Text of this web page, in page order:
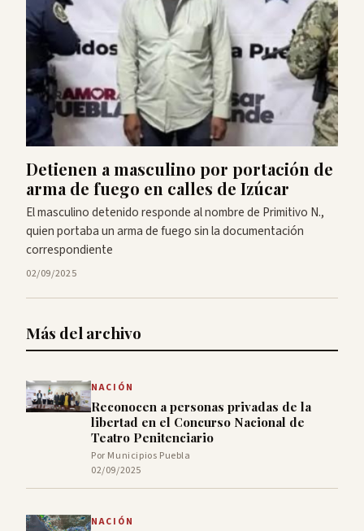
Detienen a masculino por portación de
arma de fuego en calles de Izúcar
El masculino detenido responde al nombre de Primitivo N.,
quien portaba un arma de fuego sin la documentación
correspondiente
02/09/2025
Más del archivo
NACIÓN
Reconocen a personas privadas de la
libertad en el Concurso Nacional de
Teatro Penitenciario
Por Municipios Puebla
02/09/2025
NACIÓN